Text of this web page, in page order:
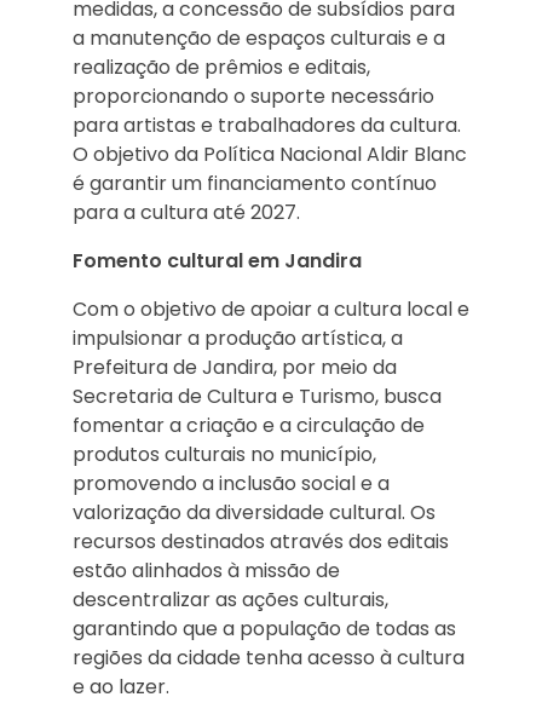
medidas, a concessão de subsídios para
a manutenção de espaços culturais e a
realização de prêmios e editais,
proporcionando o suporte necessário
para artistas e trabalhadores da cultura.
O objetivo da Política Nacional Aldir Blanc
é garantir um financiamento contínuo
para a cultura até 2027.
Fomento cultural em Jandira
Com o objetivo de apoiar a cultura local e
impulsionar a produção artística, a
Prefeitura de Jandira, por meio da
Secretaria de Cultura e Turismo, busca
fomentar a criação e a circulação de
produtos culturais no município,
promovendo a inclusão social e a
valorização da diversidade cultural. Os
recursos destinados através dos editais
estão alinhados à missão de
descentralizar as ações culturais,
garantindo que a população de todas as
regiões da cidade tenha acesso à cultura
e ao lazer.